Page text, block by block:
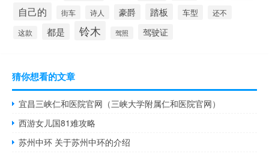
自己的 街车 诗人 豪爵 踏板 车型 还不
这款 都是 铃木 驾照 驾驶证
猜你想看的文章
宜昌三峡仁和医院官网（三峡大学附属仁和医院官网）
西游女儿国81难攻略
苏州中环 关于苏州中环的介绍